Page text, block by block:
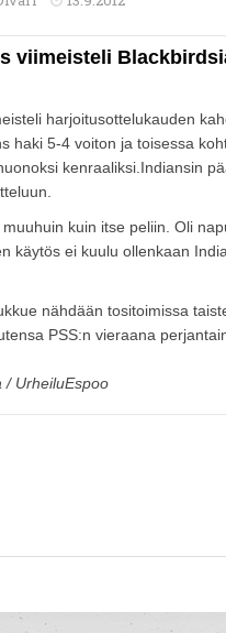
viimeisteli
harjoitusottelukauden
haki 5-4 voiton ja toisessa
kenraaliksi.Indiansin
kuin itse peliin. Oli
käytös ei kuulu ollenkaan
nähdään tositoimissa
PSS:n vieraana
/ UrheiluEspoo